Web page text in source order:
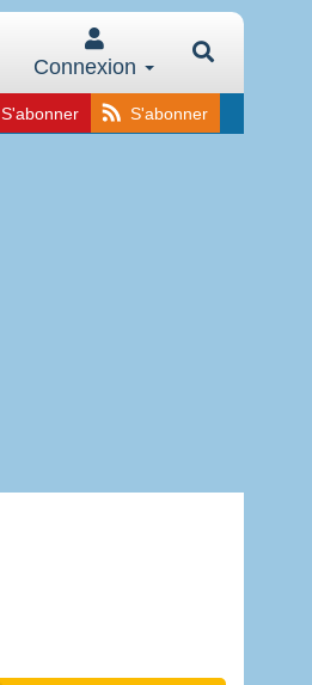
Connexion
S'abonner S'abonner